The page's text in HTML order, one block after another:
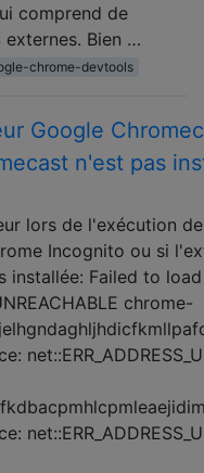
comprend de
Bien …
chrome-devtools
Google
n'est pas
lors de l'exécution
Incognito ou si
installée: Failed to
chrome-